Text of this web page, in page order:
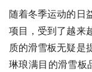
随着冬季运动的日
项目，受到了越来
质的滑雪板无疑是
琳琅满目的滑雪板